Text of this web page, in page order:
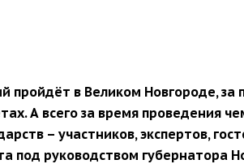
в Великом Новгороде, за
А всего за время проведения
– участников, экспертов,
под руководством губернатора